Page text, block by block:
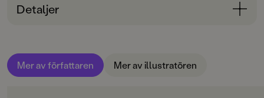
Detaljer
ÅLDERSGRUPP
3-6
Mer av författaren Mer av illustratören